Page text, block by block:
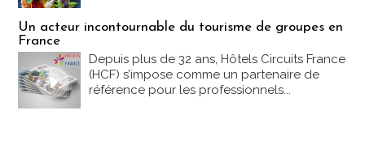
Un acteur incontournable du tourisme de groupes en
France
Depuis plus de 32 ans, Hôtels Circuits France
(HCF) s’impose comme un partenaire de
référence pour les professionnels...